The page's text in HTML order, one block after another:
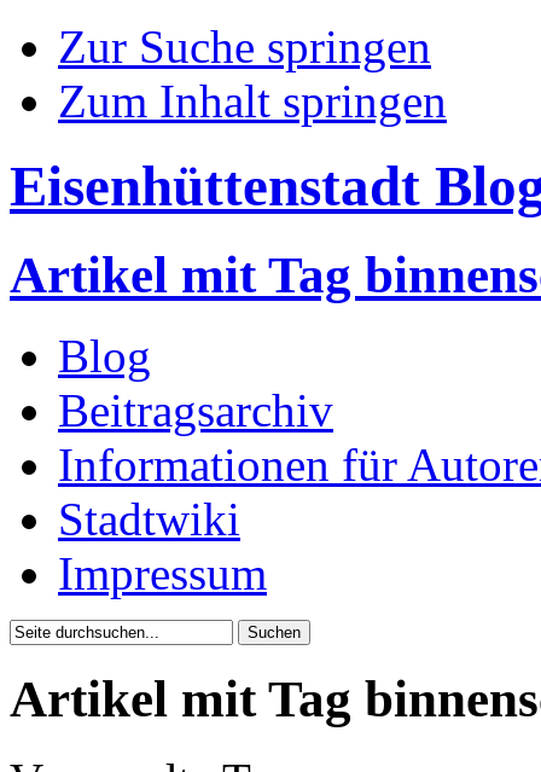
Zur Suche springen
Zum Inhalt springen
Eisenhüttenstadt
Artikel mit Tag
Blog
Beitragsarchiv
Informationen für
Stadtwiki
Impressum
Artikel mit Tag